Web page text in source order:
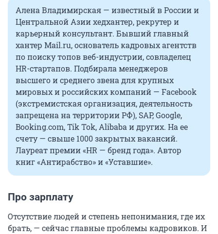
Алена Владимирская — известный в России и
Центральной Азии хедхантер, рекрутер и
карьерный консультант. Бывший главный
хантер Mail.ru, основатель кадровых агентств
по поиску топов веб-индустрии, совладелец
HR-стартапов. Подбирала менеджеров
высшего и среднего звена для крупных
мировых и российских компаний — Facebook
(экстремистская организация, деятельность
запрещена на территории РФ), SAP, Google,
Booking.com, Tik Tok, Alibaba и других. На ее
счету — свыше 1000 закрытых вакансий.
Лауреат премии «HR — бренд года». Автор
книг «Антирабство» и «Уставшие».
Про зарплату
Отсутствие людей и степень непонимания, где их
брать, — сейчас главные проблемы кадровиков. И